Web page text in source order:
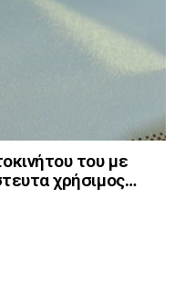
του με
χρήσιμος…